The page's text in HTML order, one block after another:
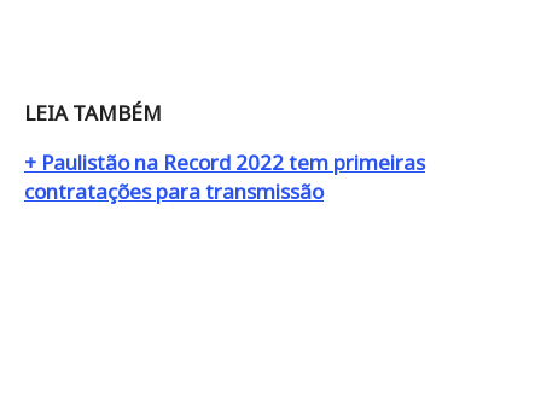
LEIA TAMBÉM
+ Paulistão na Record 2022 tem primeiras
contratações para transmissão